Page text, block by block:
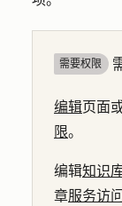
需要权限
编辑页面
限。
编辑知识
章服务访问